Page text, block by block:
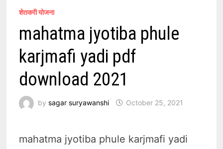
शेतकरी योजना
mahatma jyotiba phule
karjmafi yadi pdf
download 2021
by sagar suryawanshi October 25, 2021
mahatma jyotiba phule karjmafi yadi